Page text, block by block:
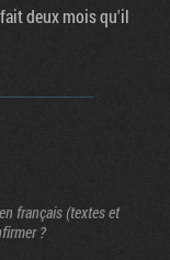
fait deux mois qu'il
français (textes et
?